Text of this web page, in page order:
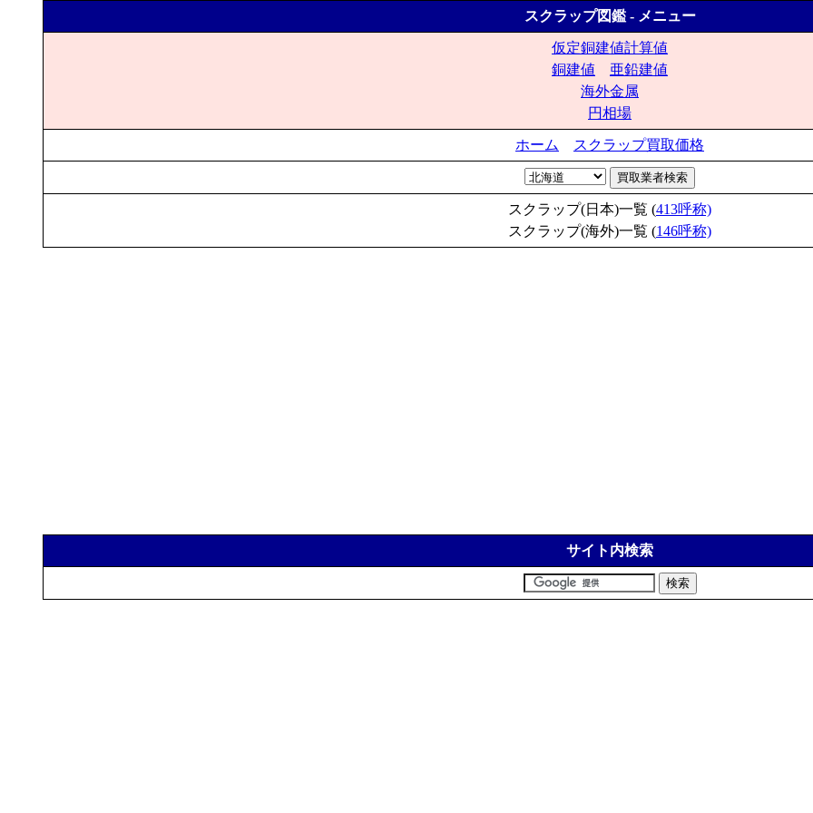
スクラップ図鑑 - メニュー
仮定銅建値計算値
銅建値
亜鉛建値
海外金属
円相場
ホーム スクラップ買取価格
スクラップ(日本)一覧 (413呼称)
スクラップ(海外)一覧 (146呼称)
サイト内検索